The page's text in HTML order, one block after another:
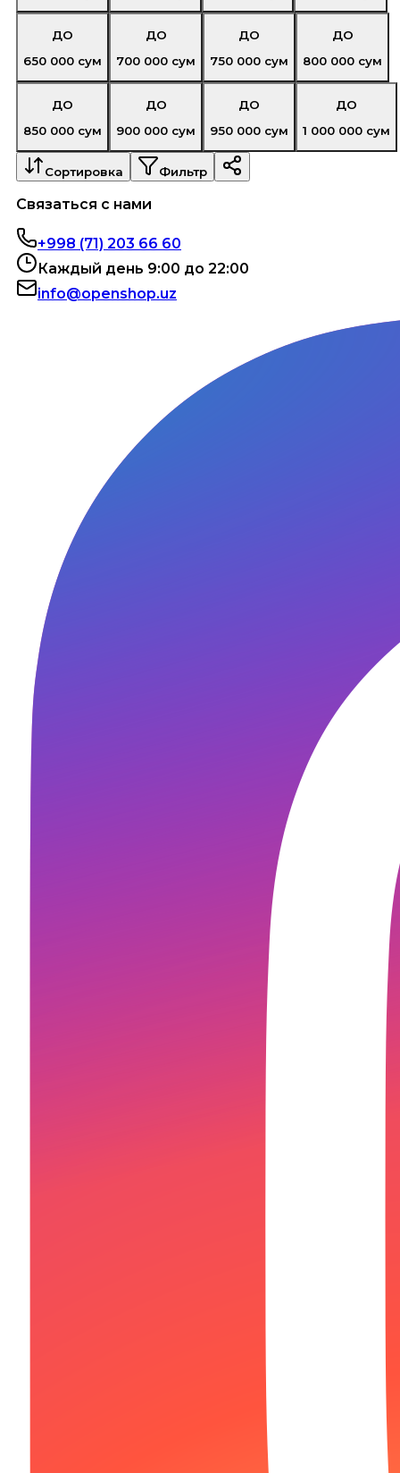
ДО
650 000 сум
ДО
700 000 сум
ДО
750 000 сум
ДО
800 000 сум
ДО
850 000 сум
ДО
900 000 сум
ДО
950 000 сум
ДО
1 000 000 сум
Сортировка Фильтр
Связаться с нами
+998 (71) 203 66 60
Каждый день 9:00 до 22:00
info@openshop.uz